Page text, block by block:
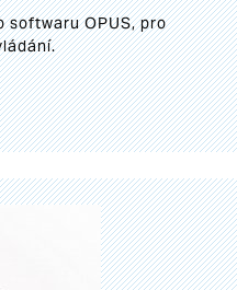
softwaru OPUS, pro